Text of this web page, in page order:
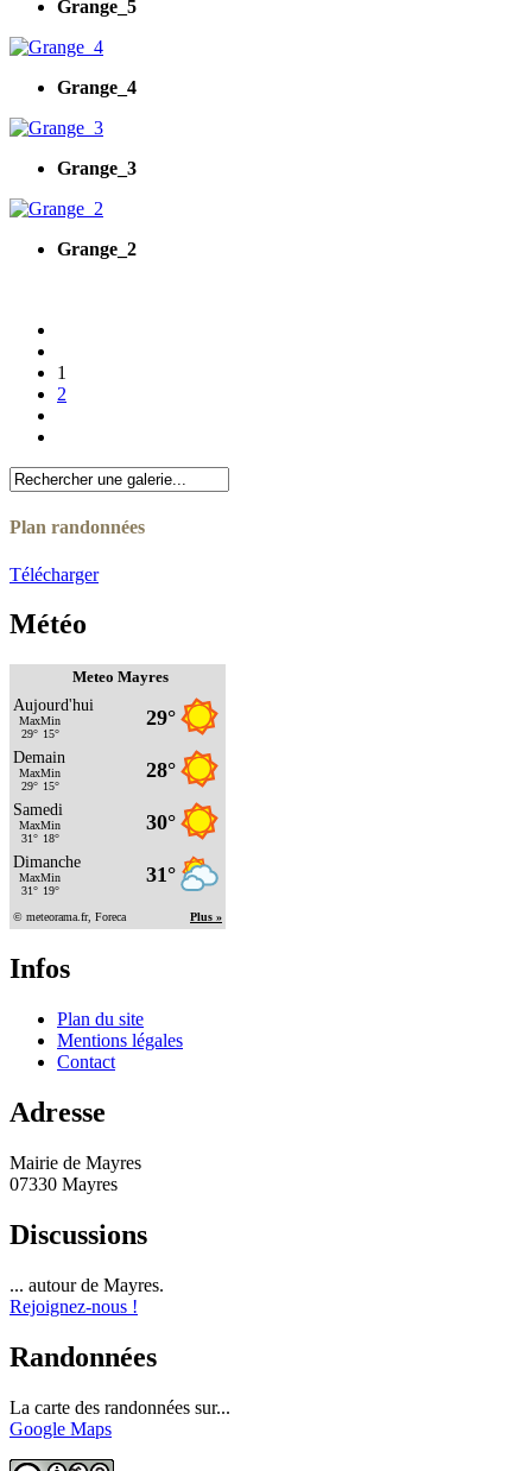
Grange_5
Grange_4
Grange_3
Grange_2
1
2
Plan randonnées
Télécharger
Météo
Meteo Mayres
Infos
Plan du site
Mentions légales
Contact
Adresse
Mairie de Mayres
07330 Mayres
Discussions
... autour de Mayres.
Rejoignez-nous !
Randonnées
La carte des randonnées sur...
Google Maps